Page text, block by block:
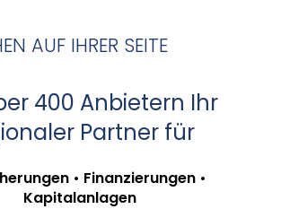
AUF IHRER SEITE
400 Anbietern Ihr
Partner für
• Finanzierungen •
Kapitalanlagen